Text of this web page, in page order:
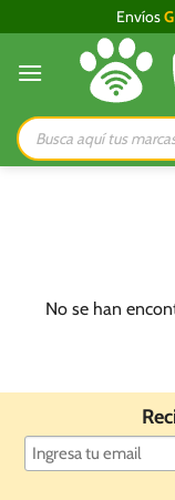
al
contenido
Envíos
Búsqueda
de
productos
No se han